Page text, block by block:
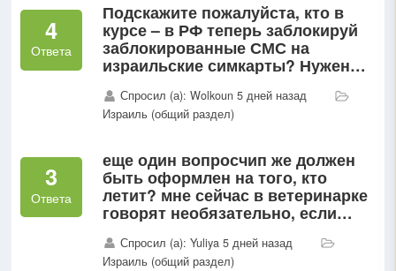
4
Ответа
Подскажите пожалуйста, кто в
курсе – в РФ теперь заблокируй
заблокированные СМС на
израильские симкарты? Нужен
получить не...
Спросил (а): Wolkoun 5 дней назад
Израиль (общий раздел)
3
Ответа
еще один вопросчип же должен
быть оформлен на того, кто
летит? мне сейчас в ветеринарке
говорят необязательно, если
летит это так?
Спросил (а): Yuliya 5 дней назад
Израиль (общий раздел)